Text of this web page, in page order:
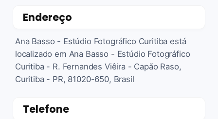
Endereço
Ana Basso - Estúdio Fotográfico Curitiba está
localizado em Ana Basso - Estúdio Fotográfico
Curitiba - R. Fernandes Viêira - Capão Raso,
Curitiba - PR, 81020-650, Brasil
Telefone